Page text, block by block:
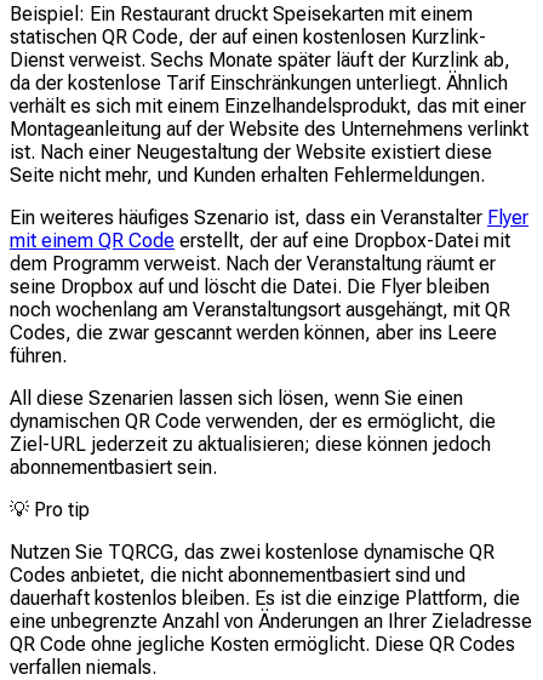
Beispiel: Ein Restaurant druckt Speisekarten mit einem
statischen QR Code, der auf einen kostenlosen Kurzlink-
Dienst verweist. Sechs Monate später läuft der Kurzlink ab,
da der kostenlose Tarif Einschränkungen unterliegt. Ähnlich
verhält es sich mit einem Einzelhandelsprodukt, das mit einer
Montageanleitung auf der Website des Unternehmens verlinkt
ist. Nach einer Neugestaltung der Website existiert diese
Seite nicht mehr, und Kunden erhalten Fehlermeldungen.
Ein weiteres häufiges Szenario ist, dass ein Veranstalter Flyer
mit einem QR Code erstellt, der auf eine Dropbox-Datei mit
dem Programm verweist. Nach der Veranstaltung räumt er
seine Dropbox auf und löscht die Datei. Die Flyer bleiben
noch wochenlang am Veranstaltungsort ausgehängt, mit QR
Codes, die zwar gescannt werden können, aber ins Leere
führen.
All diese Szenarien lassen sich lösen, wenn Sie einen
dynamischen QR Code verwenden, der es ermöglicht, die
Ziel-URL jederzeit zu aktualisieren; diese können jedoch
abonnementbasiert sein.
💡 Pro tip
Nutzen Sie TQRCG, das zwei kostenlose dynamische QR
Codes anbietet, die nicht abonnementbasiert sind und
dauerhaft kostenlos bleiben. Es ist die einzige Plattform, die
eine unbegrenzte Anzahl von Änderungen an Ihrer Zieladresse
QR Code ohne jegliche Kosten ermöglicht. Diese QR Codes
verfallen niemals.